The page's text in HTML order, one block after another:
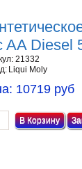
AA Diesel
21332
Liqui Moly
10719 руб